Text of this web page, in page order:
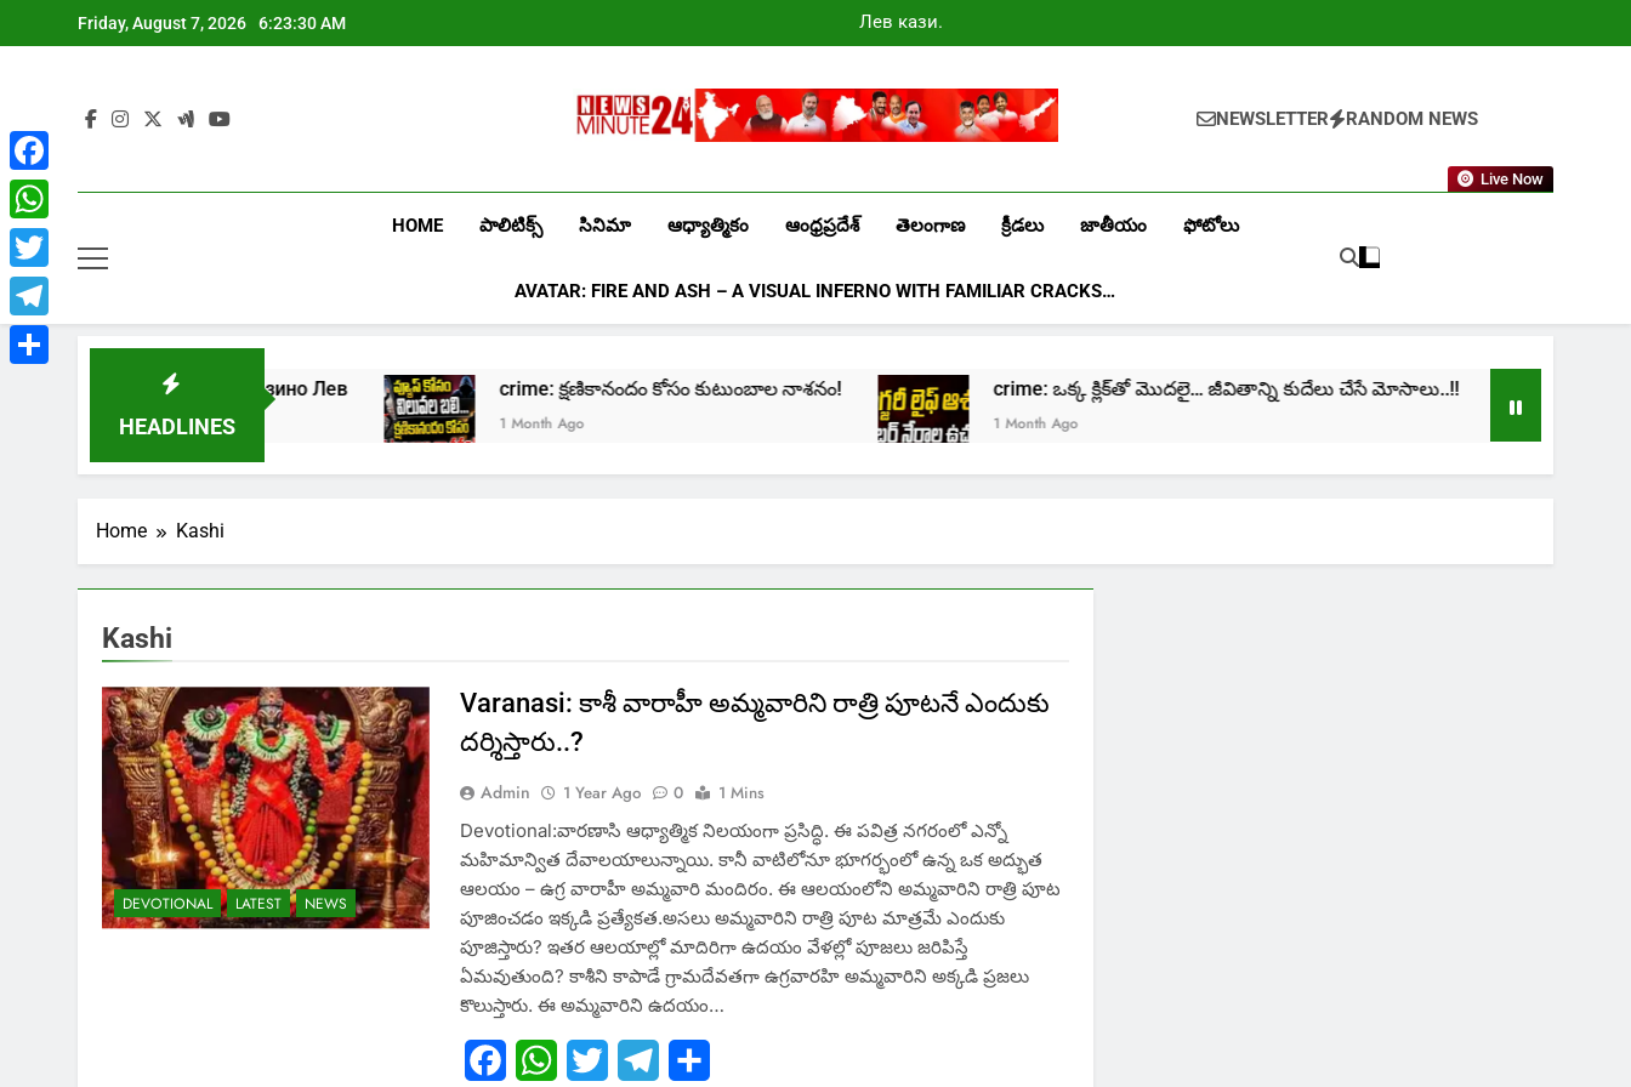
to
Friday, August 7, 2026 6:23:30 AM
Лев казино
промокоды
Newsminute24
NEWSLETTER RANDOM NEWS
Live Now
HOME పాలిటిక్స్ సినిమా ఆధ్యాత్మికం ఆంధ్రప్రదేశ్ తెలంగాణ క్రీడలు జాతీయం ఫోటోలు
AVATAR: FIRE AND ASH – A VISUAL INFERNO WITH FAMILIAR CRACKS…
HEADLINES
Играть в онлайн казино Лев
1 Week Ago
crime: క్షణికానందం కోసం కుటుంబాల నాశనం!
1 Month Ago
crime: ఒక్క క్లిక్‌తో మొదలై… జీవితాన్ని కుదేలు చేసే మోసాలు..!!
1 Month Ago
Home Kashi
Kashi
DEVOTIONAL LATEST NEWS
Varanasi: కాశీ వారాహీ అమ్మవారిని రాత్రి పూటనే ఎందుకు
దర్శిస్తారు..?
Admin 1 Year Ago 0
1 Mins
Devotional:వారణాసి ఆధ్యాత్మిక నిలయంగా ప్రసిద్ధి. ఈ పవిత్ర నగరంలో ఎన్నో
మహిమాన్విత దేవాలయాలున్నాయి. కానీ వాటిలోనూ భూగర్భంలో ఉన్న ఒక అద్భుత
ఆలయం – ఉగ్ర వారాహీ అమ్మవారి మందిరం. ఈ ఆలయంలోని అమ్మవారిని రాత్రి పూట
పూజించడం ఇక్కడి ప్రత్యేకత.అసలు అమ్మవారిని రాత్రి పూట మాత్రమే ఎందుకు
పూజిస్తారు? ఇతర ఆలయాల్లో మాదిరిగా ఉదయం వేళల్లో పూజలు జరిపిస్తే
ఏమవుతుంది? కాశీని కాపాడే గ్రామదేవతగా ఉగ్రవారహి అమ్మవారిని అక్కడి ప్రజలు
కొలుస్తారు. ఈ అమ్మవారిని ఉదయం…
FacebookWhatsApp
Twitter Telegram
Facebook
WhatsApp
Twitter
Telegram